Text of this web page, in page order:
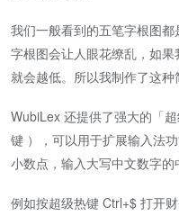
我们一般看到的五笔字根图
字根图会让人眼花缭乱，如
就会越低。所以我制作了这种
WubiLex 还提供了强大的「
键 ），可以用于扩展输入法
小数点，输入大写中文数字的
例如按超级热键 Ctrl+$ 打开